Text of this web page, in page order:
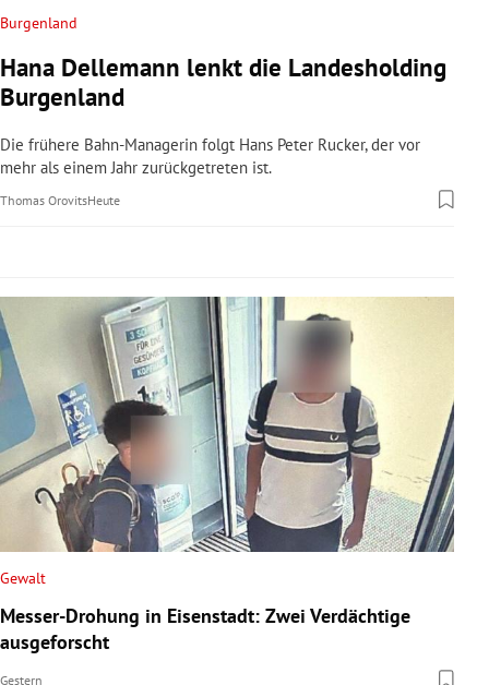
Untermenü
Untermenü
Untermenü
Untermenü
Untermenü
Untermenü
Untermenü
Burgenland
Hana Dellemann lenkt die Landesholding
Burgenland
Die frühere Bahn-Managerin folgt Hans Peter Rucker, der vor
mehr als einem Jahr zurückgetreten ist.
Thomas OrovitsHeute
Gewalt
Messer-Drohung in Eisenstadt: Zwei Verdächtige
ausgeforscht
Gestern